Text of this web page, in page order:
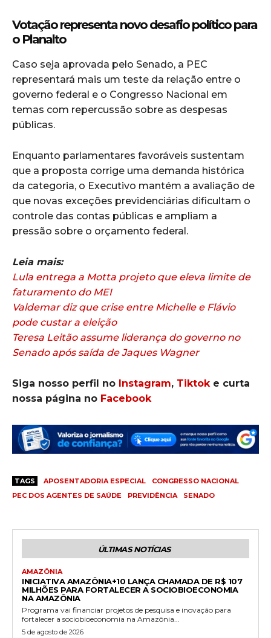
Votação representa novo desafio político para
o Planalto
Caso seja aprovada pelo Senado, a PEC
representará mais um teste da relação entre o
governo federal e o Congresso Nacional em
temas com repercussão sobre as despesas
públicas.
Enquanto parlamentares favoráveis sustentam
que a proposta corrige uma demanda histórica
da categoria, o Executivo mantém a avaliação de
que novas exceções previdenciárias dificultam o
controle das contas públicas e ampliam a
pressão sobre o orçamento federal.
Leia mais:
Lula entrega a Motta projeto que eleva limite de
faturamento do MEI
Valdemar diz que crise entre Michelle e Flávio
pode custar a eleição
Teresa Leitão assume liderança do governo no
Senado após saída de Jaques Wagner
Siga nosso perfil no Instagram, Tiktok e curta
nossa página no Facebook
TAGS APOSENTADORIA ESPECIAL
CONGRESSO NACIONAL
PEC DOS AGENTES DE SAÚDE
PREVIDÊNCIA SENADO
ÚLTIMAS NOTÍCIAS
AMAZÔNIA
INICIATIVA AMAZÔNIA+10 LANÇA CHAMADA DE R$ 107
MILHÕES PARA FORTALECER A SOCIOBIOECONOMIA
NA AMAZÔNIA
Programa vai financiar projetos de pesquisa e inovação para
fortalecer a sociobioeconomia na Amazônia...
5 de agosto de 2026